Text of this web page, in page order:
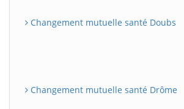
Changement mutuelle santé Doubs
Changement mutuelle santé Drôme